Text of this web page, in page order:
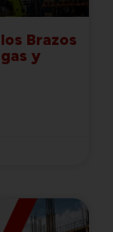
Brazos
y